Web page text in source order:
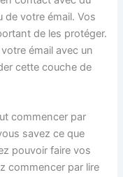
de votre émail. Vos
de les protéger.
émail avec un
cette couche de
commencer par
savez ce que
pouvoir faire vos
commencer par lire